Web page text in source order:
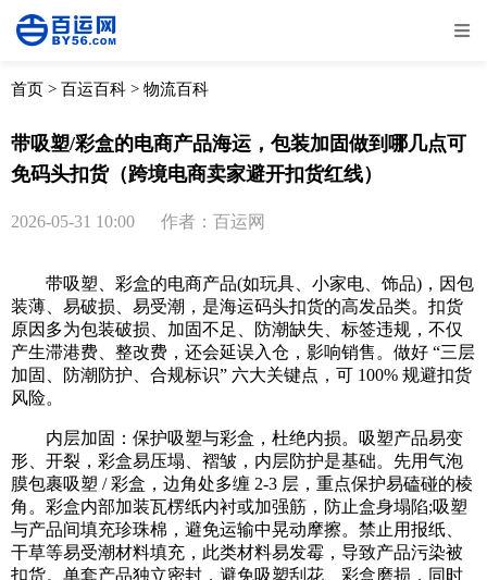
全部 物流资讯
取消 确定
首页 > 百运百科 > 物流百科
带吸塑/彩盒的电商产品海运，包装加固做到哪几点可
免码头扣货（跨境电商卖家避开扣货红线）
2026-05-31 10:00 作者：百运网
带吸塑、彩盒的电商产品(如玩具、小家电、饰品)，因包
装薄、易破损、易受潮，是海运码头扣货的高发品类。扣货
原因多为包装破损、加固不足、防潮缺失、标签违规，不仅
产生滞港费、整改费，还会延误入仓，影响销售。做好 “三层
加固、防潮防护、合规标识” 六大关键点，可 100% 规避扣货
风险。
内层加固：保护吸塑与彩盒，杜绝内损。吸塑产品易变
形、开裂，彩盒易压塌、褶皱，内层防护是基础。先用气泡
膜包裹吸塑 / 彩盒，边角处多缠 2-3 层，重点保护易磕碰的棱
角。彩盒内部加装瓦楞纸内衬或加强筋，防止盒身塌陷;吸塑
与产品间填充珍珠棉，避免运输中晃动摩擦。禁止用报纸、
干草等易受潮材料填充，此类材料易发霉，导致产品污染被
扣货。单套产品独立密封，避免吸塑刮花、彩盒磨损，同时